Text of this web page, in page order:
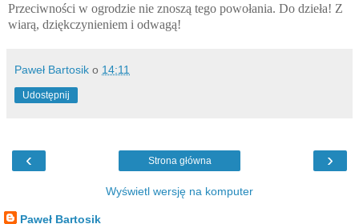
Przeciwności w ogrodzie nie znoszą tego powołania. Do dzieła! Z
wiarą, dziękczynieniem i odwagą!
Paweł Bartosik o 14:11
Udostępnij
‹ ›
Strona główna
Wyświetl wersję na komputer
Paweł Bartosik